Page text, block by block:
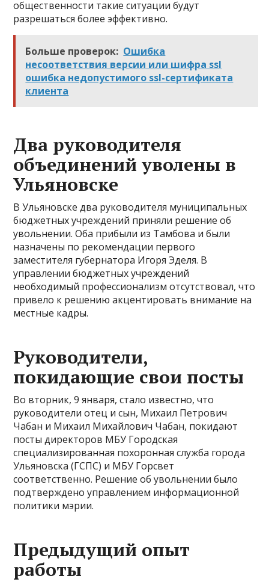
общественности такие ситуации будут
разрешаться более эффективно.
Больше проверок: Ошибка
несоответствия версии или шифра ssl
ошибка недопустимого ssl-сертификата
клиента
Два руководителя
объединений уволены в
Ульяновске
В Ульяновске два руководителя муниципальных
бюджетных учреждений приняли решение об
увольнении. Оба прибыли из Тамбова и были
назначены по рекомендации первого
заместителя губернатора Игоря Эделя. В
управлении бюджетных учреждений
необходимый профессионализм отсутствовал, что
привело к решению акцентировать внимание на
местные кадры.
Руководители,
покидающие свои посты
Во вторник, 9 января, стало известно, что
руководители отец и сын, Михаил Петрович
Чабан и Михаил Михайлович Чабан, покидают
посты директоров МБУ Городская
специализированная похоронная служба города
Ульяновска (ГСПС) и МБУ Горсвет
соответственно. Решение об увольнении было
подтверждено управлением информационной
политики мэрии.
Предыдущий опыт
работы